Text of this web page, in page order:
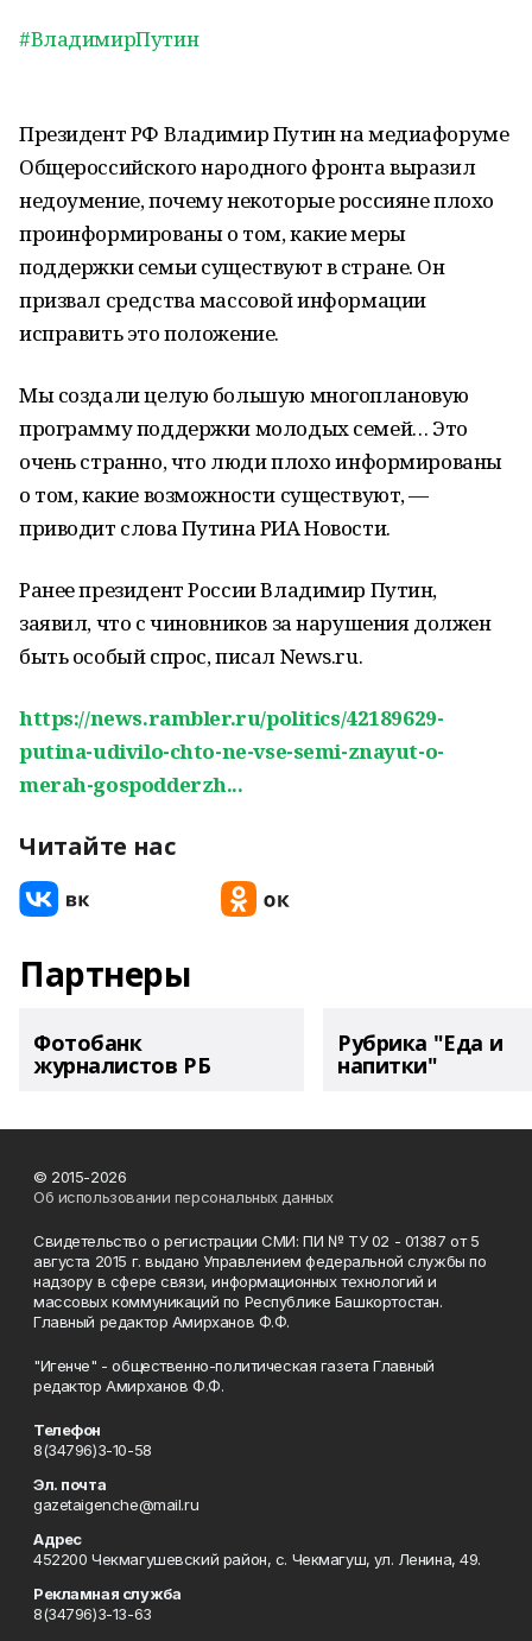
#ВладимирПутин
Президент РФ Владимир Путин на медиафоруме
Общероссийского народного фронта выразил
недоумение, почему некоторые россияне плохо
проинформированы о том, какие меры
поддержки семьи существуют в стране. Он
призвал средства массовой информации
исправить это положение.
Мы создали целую большую многоплановую
программу поддержки молодых семей… Это
очень странно, что люди плохо информированы
о том, какие возможности существуют, —
приводит слова Путина РИА Новости.
Ранее президент России Владимир Путин,
заявил, что с чиновников за нарушения должен
быть особый спрос, писал News.ru.
https://news.rambler.ru/politics/42189629-
putina-udivilo-chto-ne-vse-semi-znayut-o-
merah-gospodderzh...
Читайте нас
Партнеры
Фотобанк
журналистов РБ
Рубрика "Еда и
напитки"
© 2015-2026
Об использовании персональных данных
Свидетельство о регистрации СМИ: ПИ № ТУ 02 - 01387 от 5
августа 2015 г. выдано Управлением федеральной службы по
надзору в сфере связи, информационных технологий и
массовых коммуникаций по Республике Башкортостан.
Главный редактор Амирханов Ф.Ф.
"Игенче" - общественно-политическая газета Главный
редактор Амирханов Ф.Ф.
Телефон
8(34796)3-10-58
Эл. почта
gazetaigenche@mail.ru
Адрес
452200 Чекмагушевский район, с. Чекмагуш, ул. Ленина, 49.
Рекламная служба
8(34796)3-13-63